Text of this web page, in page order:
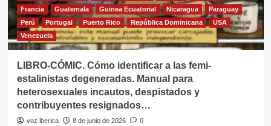
Francia
Guatemala Guinea Ecuatorial Nicaragua
Paraguay
Perú
Portugal Puerto Rico República Dominicana
USA
Venezuela
LIBRO-CÓMIC. Cómo identificar a las femi-
estalinistas degeneradas. Manual para
heterosexuales incautos, despistados y
contribuyentes resignados…
voz iberica 8 de junio de 2026 0